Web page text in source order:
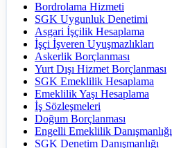
Bordrolama Hizmeti
SGK Uygunluk Denetimi
Asgari İşçilik Hesaplama
İşçi İşveren Uyuşmazlıkları
Askerlik Borçlanması
Yurt Dışı Hizmet Borçlanması
SGK Emeklilik Hesaplama
Emeklilik Yaşı Hesaplama
İş Sözleşmeleri
Doğum Borçlanması
Engelli Emeklilik Danışmanlığı
SGK Denetim Danışmanlığı